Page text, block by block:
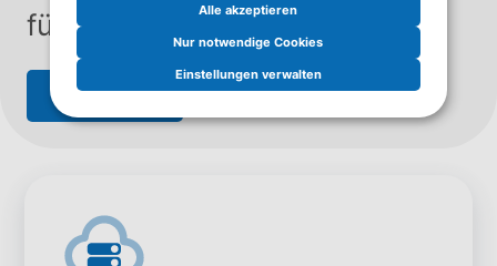
für den Mehrwert Ihrer IT
Jetzt anfragen
Alle akzeptieren
Nur notwendige Cookies
Einstellungen verwalten